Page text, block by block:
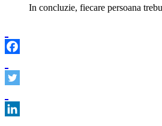
In concluzie, fiecare persoana